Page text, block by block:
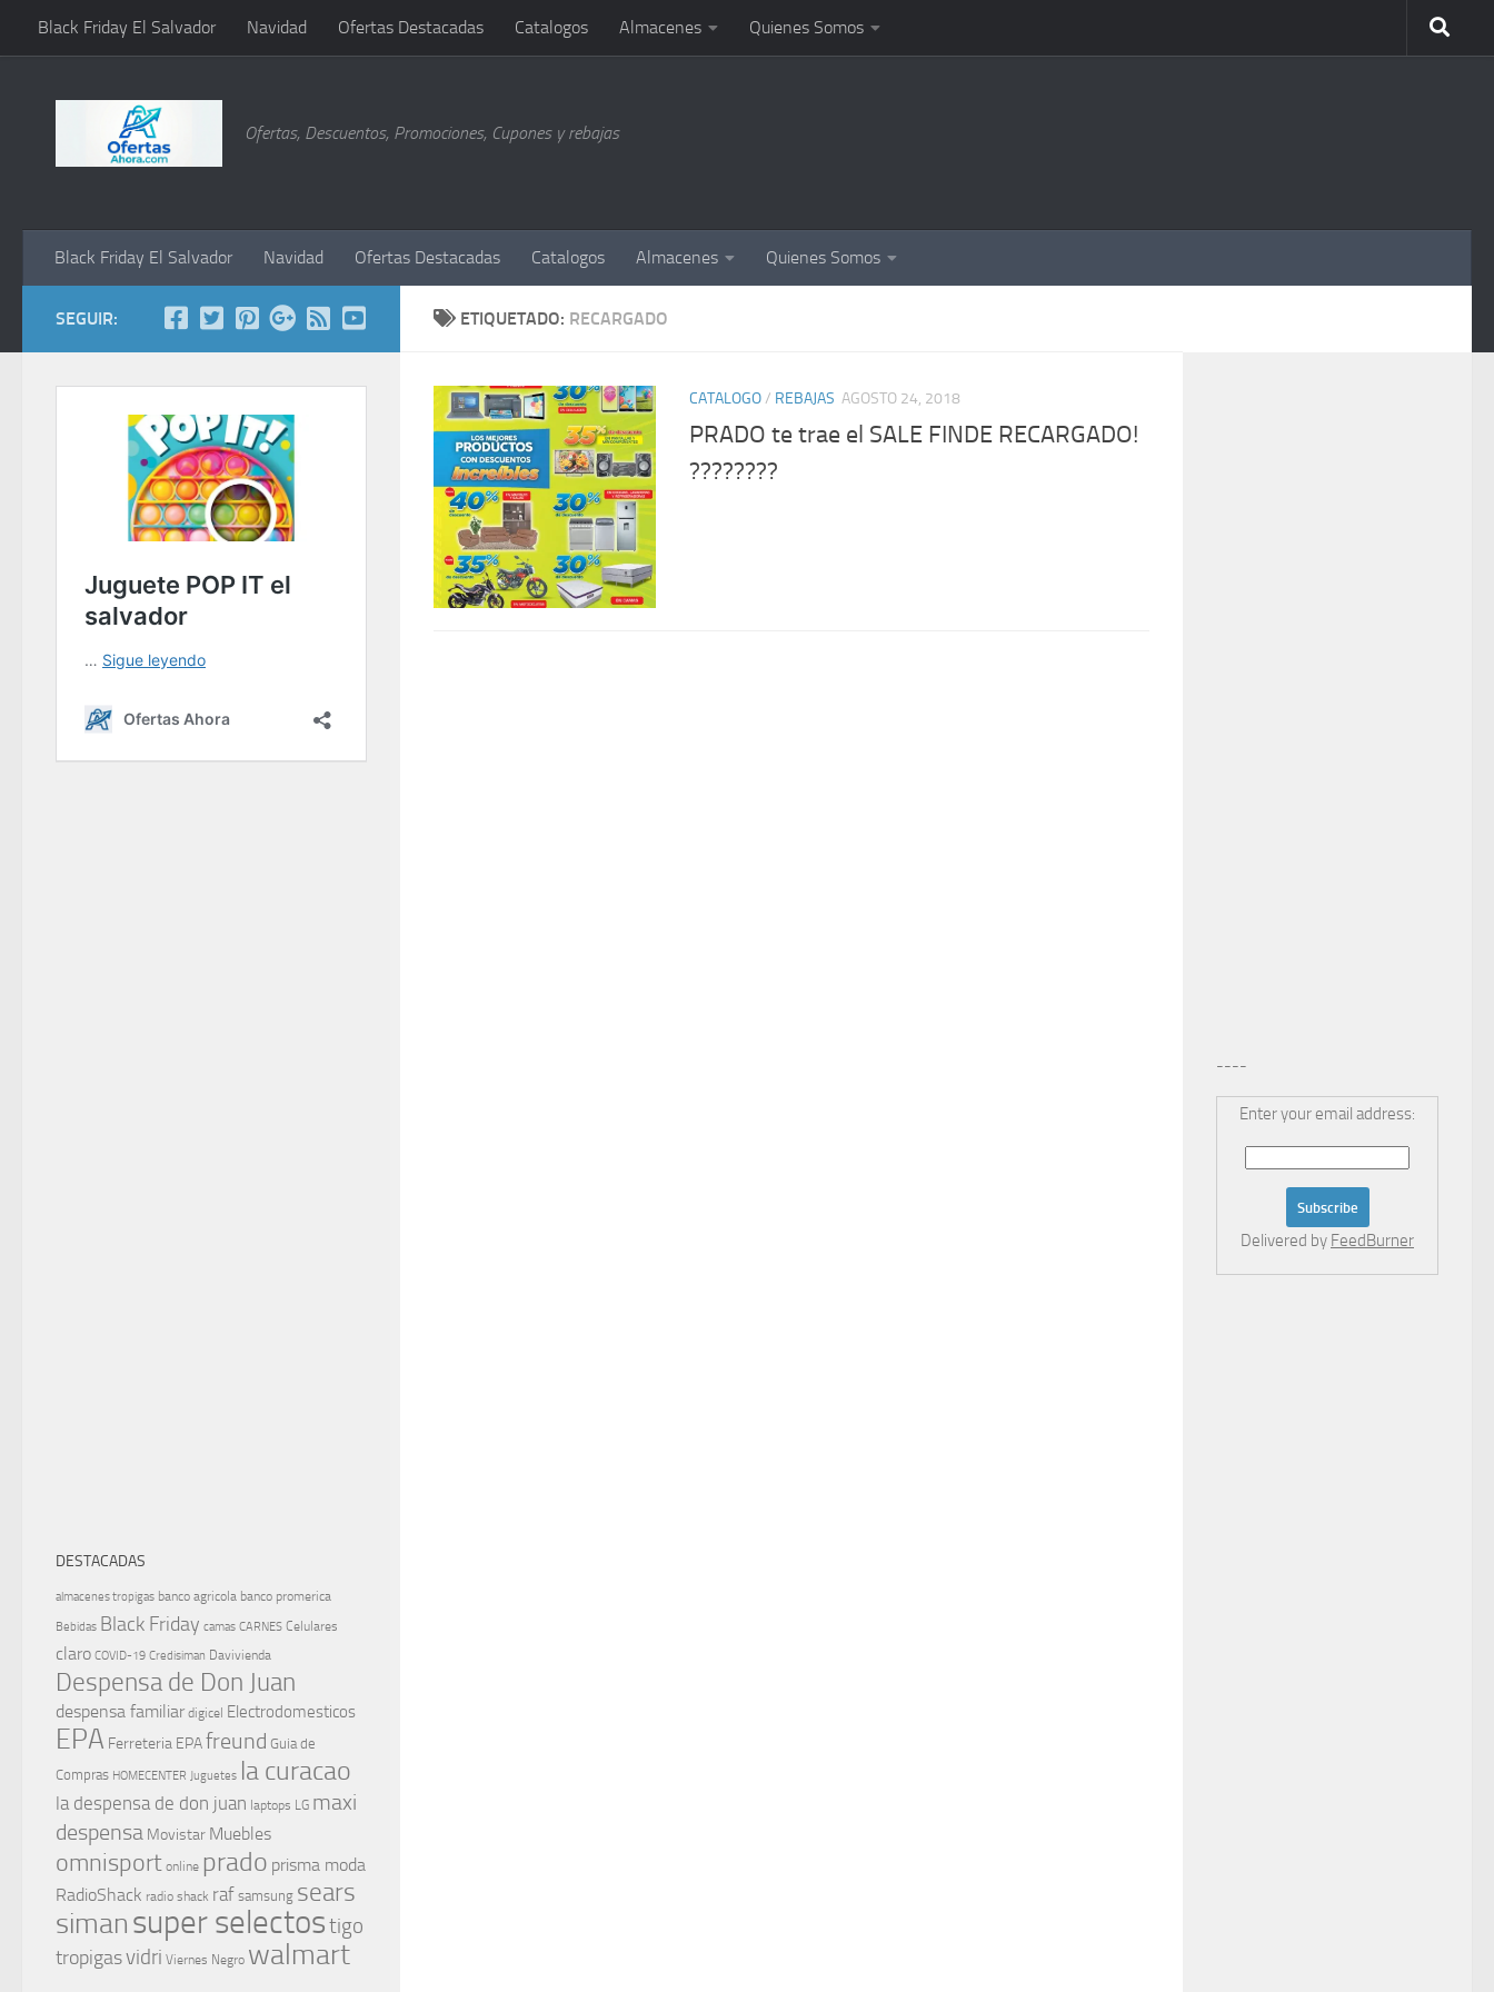
Saltar al contenido
Black Friday El Salvador Navidad Ofertas Destacadas Catalogos Almacenes Quienes Somos
Ofertas, Descuentos, Promociones, Cupones y rebajas
Black Friday El Salvador Navidad Ofertas Destacadas Catalogos Almacenes Quienes Somos
ETIQUETADO: RECARGADO
CATALOGO/ REBAJAS AGOSTO 24, 2018
PRADO te trae el SALE FINDE RECARGADO!
????????
SEGUIR:
DESTACADAS
almacenes tropigas banco agricola banco promerica
Bebidas Black Friday camas CARNES Celulares
claro COVID-19 Credisiman Davivienda
Despensa de Don Juan
despensa familiar digicel Electrodomesticos
EPA Ferreteria EPAfreund Guia de
Compras HOMECENTER Juguetes la curacao
la despensa de don juan laptops LG maxi
despensa Movistar Muebles
omnisport online prado prisma moda
RadioShack radio shack raf samsung sears
simansuper selectostigo
tropigasvidri Viernes Negro walmart
----
Enter your email address:
Delivered by FeedBurner